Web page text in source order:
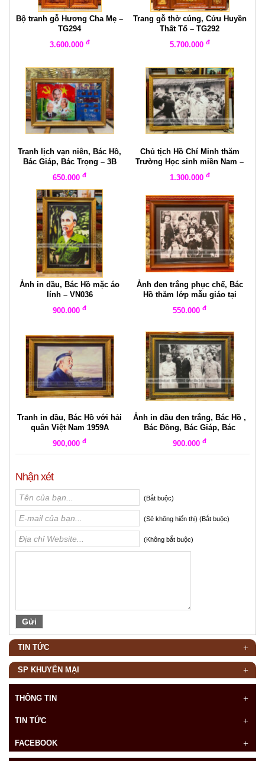
Bộ tranh gỗ Hương Cha Mẹ –
TG294
3.600.000 đ
Trang gỗ thờ cúng, Cửu Huyền
Thất Tổ – TG292
5.700.000 đ
Tranh lịch vạn niên, Bác Hồ,
Bác Giáp, Bác Trọng – 3B
650.000 đ
Chủ tịch Hồ Chí Minh thăm
Trường Học sinh miền Nam –
1.300.000 đ
Ảnh in dầu, Bác Hồ mặc áo
lính – VN036
900.000 đ
Ảnh đen trắng phục chế, Bác
Hồ thăm lớp mẫu giáo tại
chiến khu Việt Bắc năm1953
550.000 đ
Tranh in dầu, Bác Hồ với hải
quân Việt Nam 1959A
900,000 đ
Ảnh in dầu đen trắng, Bác Hồ ,
Bác Đồng, Bác Giáp, Bác
Trường Chinh – VN037
900.000 đ
Nhận xét
(Bắt buộc)
(Sẽ không hiển thị) (Bắt buộc)
(Không bắt buộc)
TIN TỨC
SP KHUYẾN MẠI
THÔNG TIN
TIN TỨC
FACEBOOK